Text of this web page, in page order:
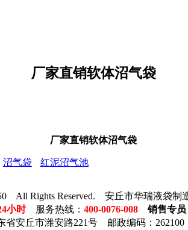
厂家直销软体沼气袋
厂家直销软体沼气袋
沼气袋 红泥沼气池
All Rights Reserved. 安丘市华瑞液袋
小时服务热线： 400-0076-008销售专员
省安丘市潍安路221号 邮政编码：